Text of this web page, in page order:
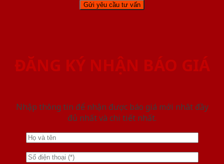
ĐĂNG KÝ NHẬN BÁO GIÁ
Nhập thông tin để nhận được báo giá mới nhât đầy
đủ nhất và chi tiết nhất.